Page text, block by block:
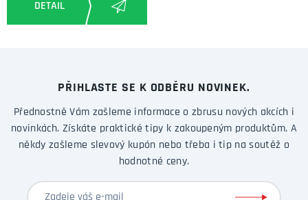
PŘIHLASTE SE K ODBĚRU NOVINEK.
Přednostně Vám zašleme informace o zbrusu nových akcích i
novinkách. Získáte praktické tipy k zakoupeným produktům. A
někdy zašleme slevový kupón nebo třeba i tip na soutěž o
hodnotné ceny.